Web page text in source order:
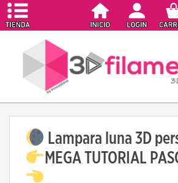
Lampara luna 3D
MEGA TUTORIAL